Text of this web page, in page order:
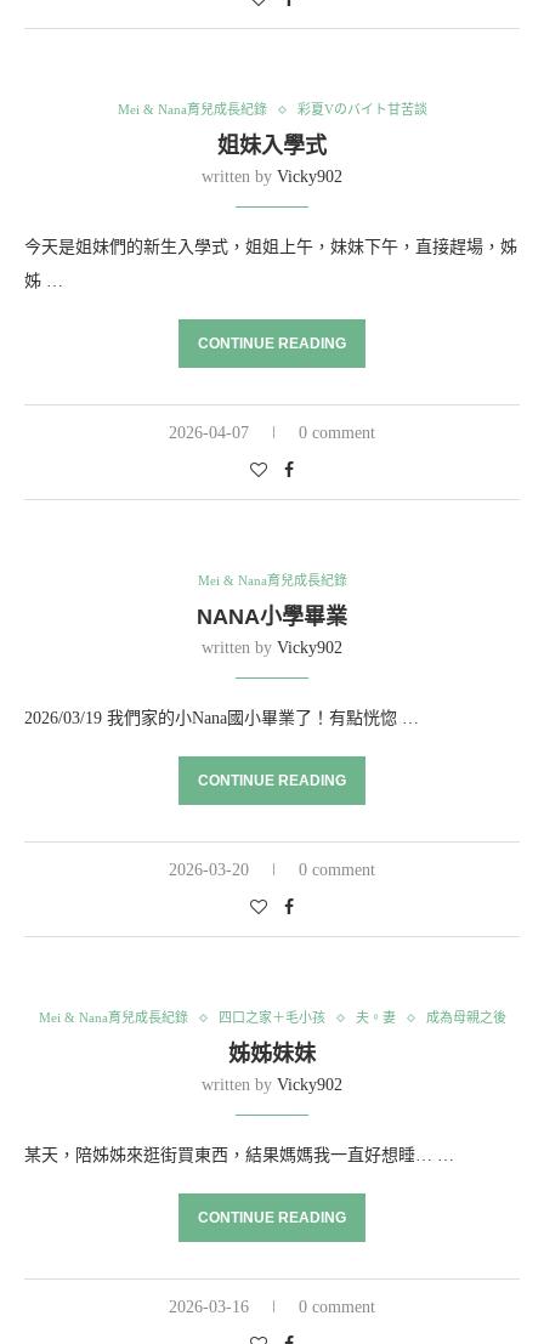
Mei & Nana育兒成長紀錄 彩夏Vのバイト甘苦談
姐妹入學式
written by Vicky902
今天是姐妹們的新生入學式，姐姐上午，妹妹下午，直接趕場，姊
姊 …
CONTINUE READING
2026-04-07 0 comment
Mei & Nana育兒成長紀錄
NANA小學畢業
written by Vicky902
2026/03/19 我們家的小Nana國小畢業了！有點恍惚 …
CONTINUE READING
2026-03-20 0 comment
Mei & Nana育兒成長紀錄 四口之家＋毛小孩 夫。妻 成為母親之後
姊姊妹妹
written by Vicky902
某天，陪姊姊來逛街買東西，結果媽媽我一直好想睡… …
CONTINUE READING
2026-03-16 0 comment